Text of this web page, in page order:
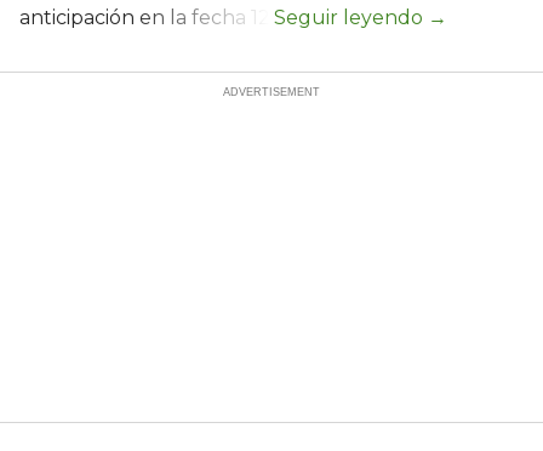
anticipación en la fecha 12.